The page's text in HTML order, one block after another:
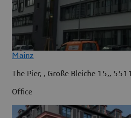
Mainz
The Pier, , Große Bleiche 15,,
Office